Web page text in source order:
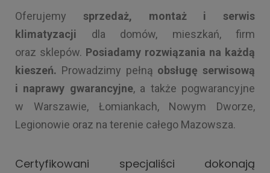
Oferujemy sprzedaż, montaż i serwis
klimatyzacji dla domów, mieszkań, firm
oraz sklepów. Posiadamy rozwiązania na każdą
kieszeń. Prowadzimy pełną obsługę serwisową
i naprawy gwarancyjne, a także pogwarancyjne
w Warszawie, Łomiankach, Nowym Dworze,
Legionowie oraz na terenie całego Mazowsza.
Certyfikowani specjaliści dokonają